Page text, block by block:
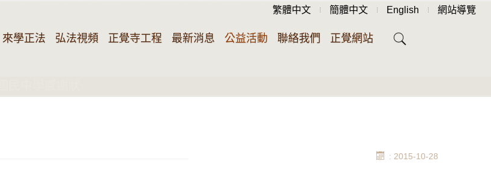
繁體中文 簡體中文 English 網站導覽
來學正法 弘法視頻 正覺寺工程 最新消息 公益活動 聯絡我們 正覺網站
: 2015-10-28